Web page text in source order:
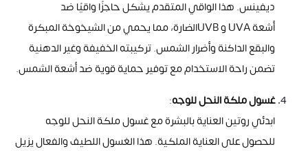
ديفينس. هذا الواقي المتقدم يشكل حاجزًا واقيًا ضد
أشعةUVA وUVBالضارة، مما يحمي من الشيخوخة المبكرة
والبقع الداكنة وأضرار الشمس. تركيبته الخفيفة وغير الدهنية
تضمن راحة الاستخدام مع توفير حماية قوية ضد أشعة الشمس.
غسول ملكة النحل للوجه:
ابدئي روتين العناية بالبشرة مع غسول ملكة النحل للوجه
للحصول على العناية الملكية. هذا الغسول اللطيف والفعال يزيل